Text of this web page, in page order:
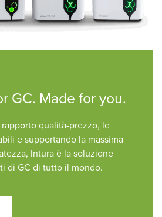
GC. Made for you.
qualità-prezzo, le
e supportando la massima
Intura è la soluzione
di GC di tutto il mondo.